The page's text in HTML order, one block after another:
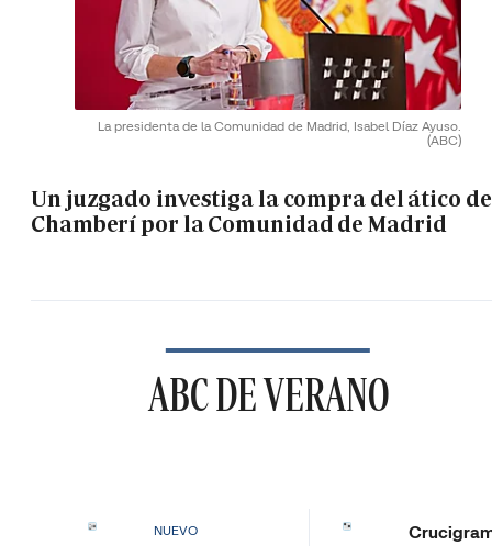
La presidenta de la Comunidad de Madrid, Isabel Díaz Ayuso.
(ABC)
Un juzgado investiga la compra del ático de
Chamberí por la Comunidad de Madrid
ABC DE VERANO
NUEVO